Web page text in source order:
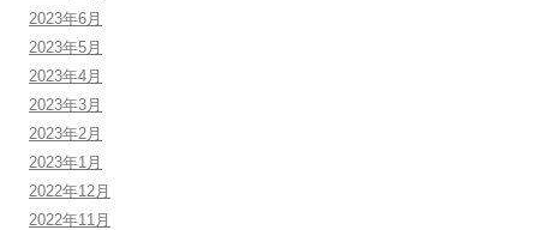
2023年6月
2023年5月
2023年4月
2023年3月
2023年2月
2023年1月
2022年12月
2022年11月